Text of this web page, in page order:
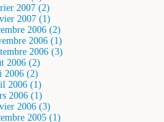
2007 (2)
2007 (1)
2006 (2)
2006 (1)
2006 (3)
2006 (2)
2006 (2)
2006 (1)
2006 (1)
2006 (3)
2005 (1)